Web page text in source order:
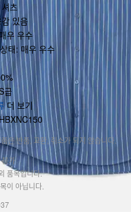
츠
있음
우 우수
태: 매우 우수
급
더 보기
은 반품, 교환, 취소가 되지 않습니다.
불가
품목입니다.
이 아닙니다.